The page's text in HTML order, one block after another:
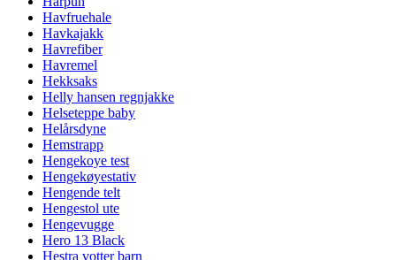
Havfruehale
Havkajakk
Havrefiber
Havremel
Hekksaks
Helly hansen regnjakke
Helseteppe baby
Helårsdyne
Hemstrapp
Hengekoye test
Hengekøyestativ
Hengende telt
Hengestol ute
Hengevugge
Hero 13 Black
Hestra votter barn